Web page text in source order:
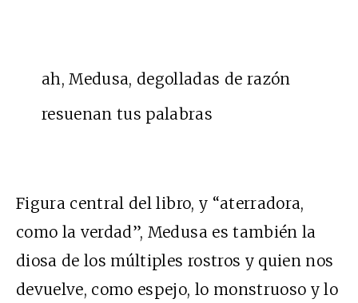
ah, Medusa, degolladas de razón
resuenan tus palabras
Figura central del libro, y “aterradora,
como la verdad”, Medusa es también la
diosa de los múltiples rostros y quien nos
devuelve, como espejo, lo monstruoso y lo